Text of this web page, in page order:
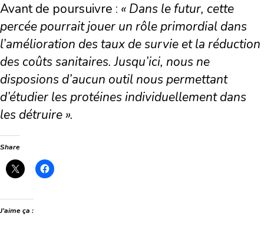
Avant de poursuivre : « Dans le futur, cette
percée pourrait jouer un rôle primordial dans
l’amélioration des taux de survie et la réduction
des coûts sanitaires. Jusqu’ici, nous ne
disposions d’aucun outil nous permettant
d’étudier les protéines individuellement dans
les détruire ».
Share
J’aime ça :